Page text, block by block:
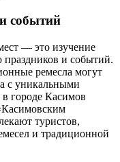
событий
— это изучение
праздников и событий.
ремесла могут
с уникальными
городе Касимов
туристов,
и традиционной